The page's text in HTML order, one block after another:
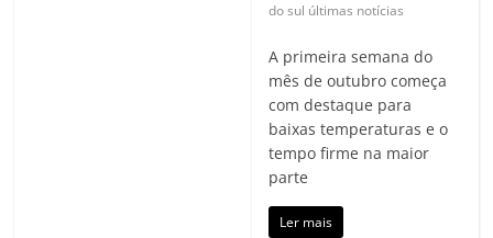
do sul últimas notícias
A primeira semana do
mês de outubro começa
com destaque para
baixas temperaturas e o
tempo firme na maior
parte
Ler mais